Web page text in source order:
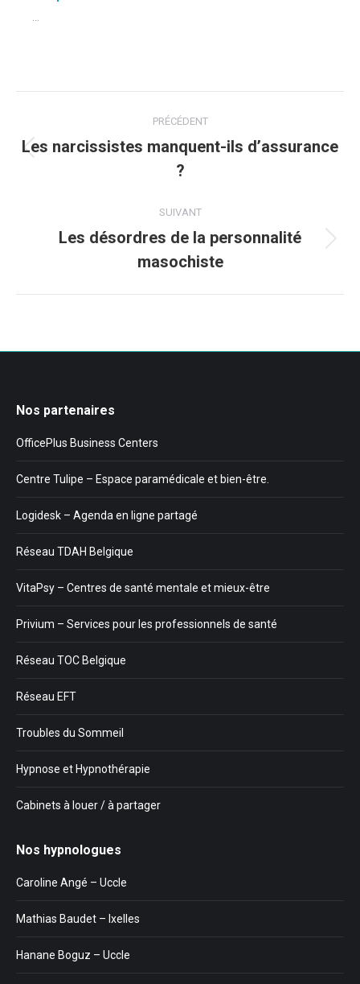
...
article
PRÉCÉDENT
Article
précédent
Les narcissistes manquent-ils d’assurance
?
SUIVANT
Article
suivant
:
Les désordres de la personnalité
masochiste
Nos partenaires
OfficePlus Business Centers
Centre Tulipe – Espace paramédicale et bien-être.
Logidesk – Agenda en ligne partagé
Réseau TDAH Belgique
VitaPsy – Centres de santé mentale et mieux-être
Privium – Services pour les professionnels de santé
Réseau TOC Belgique
Réseau EFT
Troubles du Sommeil
Hypnose et Hypnothérapie
Cabinets à louer / à partager
Nos hypnologues
Caroline Angé – Uccle
Mathias Baudet – Ixelles
Hanane Boguz – Uccle